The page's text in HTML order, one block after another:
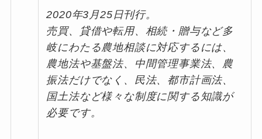
2020年3月25日刊行。
売買、貸借や転用、相続・贈与など多
岐にわたる農地相談に対応するには、
農地法や基盤法、中間管理事業法、農
振法だけでなく、民法、都市計画法、
国土法など様々な制度に関する知識が
必要です。